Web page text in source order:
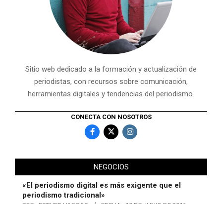
Sitio web dedicado a la formación y actualización de
periodistas, con recursos sobre comunicación,
herramientas digitales y tendencias del periodismo.
CONECTA CON NOSOTROS
NEGOCIOS
«El periodismo digital es más exigente que el
periodismo tradicional»